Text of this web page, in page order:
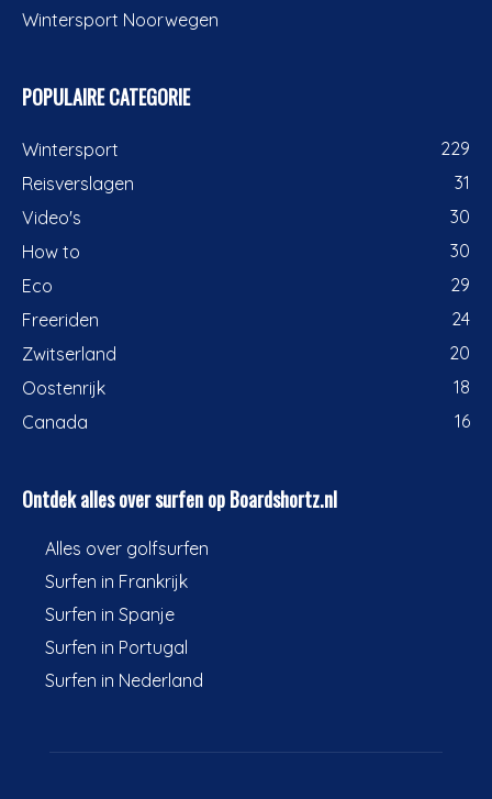
Wintersport Noorwegen
POPULAIRE CATEGORIE
Wintersport
229
Reisverslagen
31
Video's
30
How to
30
Eco
29
Freeriden
24
Zwitserland
20
Oostenrijk
18
Canada
16
Ontdek alles over surfen op Boardshortz.nl
Alles over golfsurfen
Surfen in Frankrijk
Surfen in Spanje
Surfen in Portugal
Surfen in Nederland